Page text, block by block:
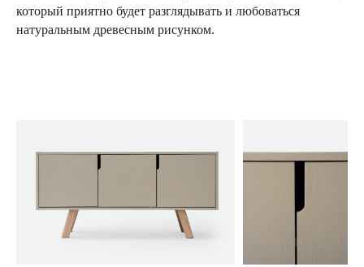
который приятно будет разглядывать и любоваться
натуральным древесным рисунком.